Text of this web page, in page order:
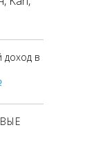
доход в